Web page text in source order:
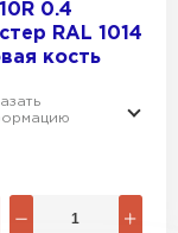
0.4
RAL 1014
кость